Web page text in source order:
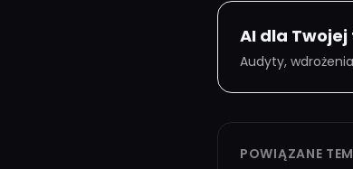
AI dla
Audyty,
POWIĄZANE